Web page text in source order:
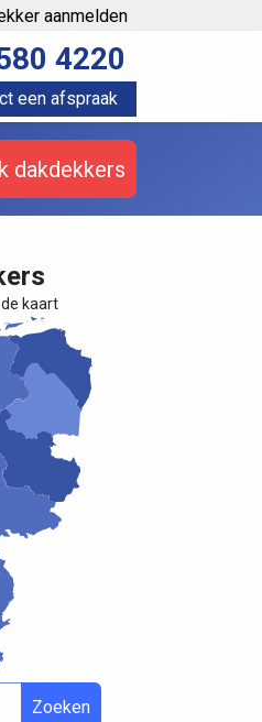
aanmelden
4220
een afspraak
Zoek dakdekkers
kaart
Zoeken